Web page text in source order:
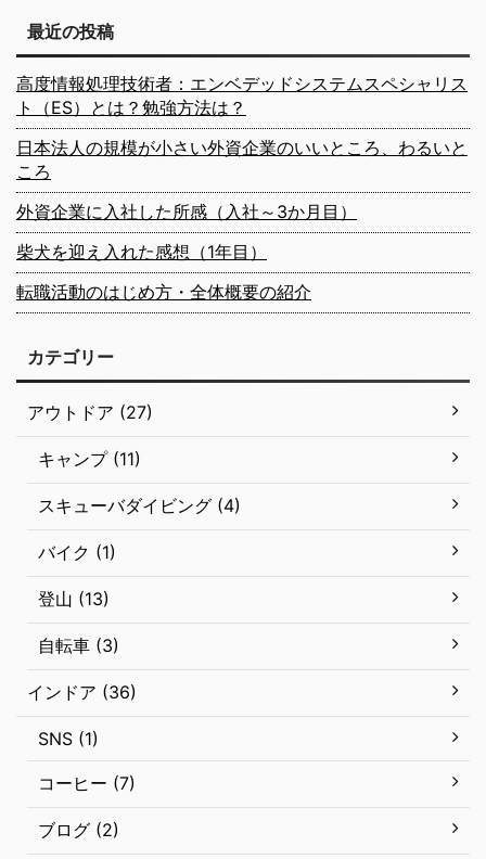
最近の投稿
高度情報処理技術者：エンベデッドシステムスペシャリス
ト（ES）とは？勉強方法は？
日本法人の規模が小さい外資企業のいいところ、わるいと
ころ
外資企業に入社した所感（入社～3か月目）
柴犬を迎え入れた感想（1年目）
転職活動のはじめ方・全体概要の紹介
カテゴリー
アウトドア (27)
キャンプ (11)
スキューバダイビング (4)
バイク (1)
登山 (13)
自転車 (3)
インドア (36)
SNS (1)
コーヒー (7)
ブログ (2)